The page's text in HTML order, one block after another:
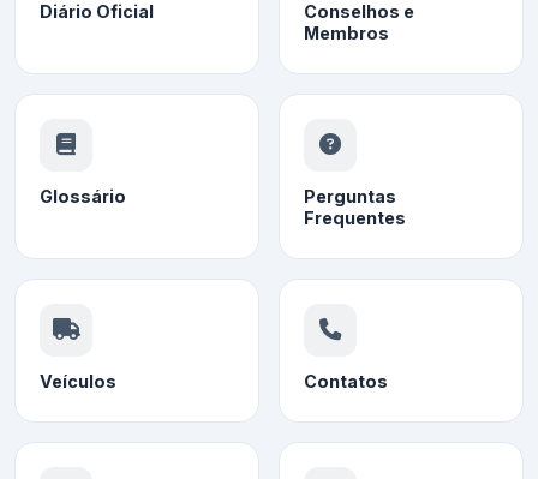
Diário Oficial
Conselhos e
Membros
Glossário
Perguntas
Frequentes
Veículos Contatos